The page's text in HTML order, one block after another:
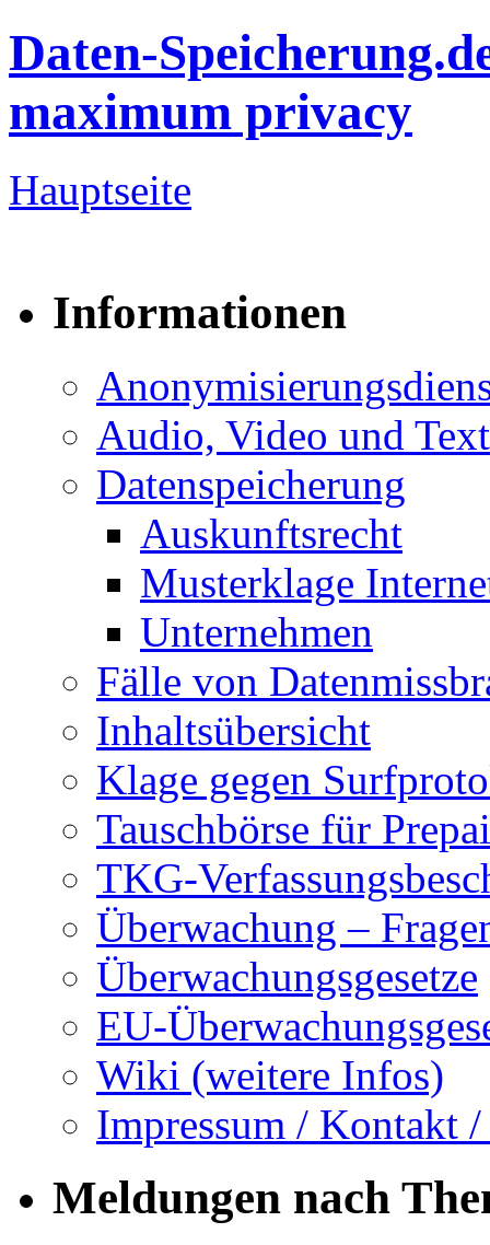
Daten-
maximum privacy
Hauptseite
Informationen
Audio, Video und Text
Datenspeicherung
Auskunftsrecht
Musterklage
Unternehmen
Fälle von
Inhaltsübersicht
Klage gegen
Tauschbörse für
TKG-
Überwachung –
Überwachungsgesetze
EU-
Wiki (weitere Infos)
Impressum / Kontakt
Meldungen nach